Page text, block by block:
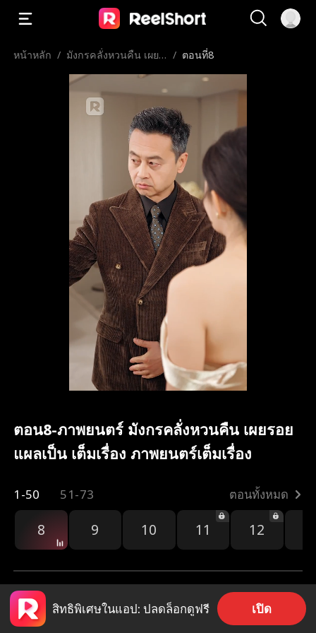
หน้าหลัก / มังกรคลั่งหวนคืน เผยร
/ ตอนที่8
ตอน8-ภาพยนตร์ มังกรคลั่งหวนคืน เผยรอย
แผลเป็น เต็มเรื่อง ภาพยนตร์เต็มเรื่อง
1-50 51-73 ตอนทั้งหมด
8 9 10 11 12
แชร์
สิทธิพิเศษในแอป: ปลดล็อกดูฟรี เปิด